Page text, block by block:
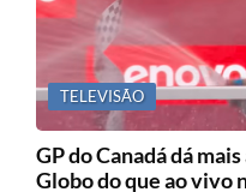
TELEVISÃO
GP do Canadá dá
Globo do que ao vivo